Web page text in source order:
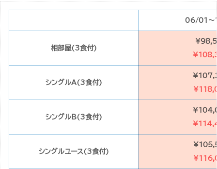
06/01～
相部屋(3食付)
シングルA(3食付)
シングルB(3食付)
シングルユース(3食付)